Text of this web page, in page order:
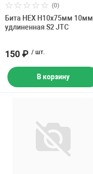
(0)
Бита HEX H10х75мм 10мм
удлиненная S2 JTC
150 ₽ / шт.
В корзину